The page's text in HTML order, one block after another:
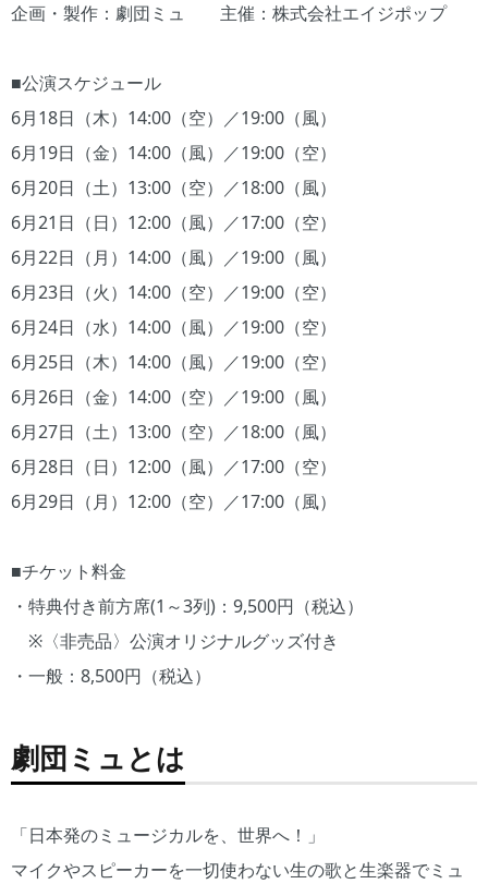
企画・製作：劇団ミュ 主催：株式会社エイジポップ
■公演スケジュール
6月18日（木）14:00（空）／19:00（風）
6月19日（金）14:00（風）／19:00（空）
6月20日（土）13:00（空）／18:00（風）
6月21日（日）12:00（風）／17:00（空）
6月22日（月）14:00（風）／19:00（風）
6月23日（火）14:00（空）／19:00（空）
6月24日（水）14:00（風）／19:00（空）
6月25日（木）14:00（風）／19:00（空）
6月26日（金）14:00（空）／19:00（風）
6月27日（土）13:00（空）／18:00（風）
6月28日（日）12:00（風）／17:00（空）
6月29日（月）12:00（空）／17:00（風）
■チケット料金
・特典付き前方席(1～3列)：9,500円（税込）
※〈非売品〉公演オリジナルグッズ付き
・一般：8,500円（税込）
劇団ミュとは
「日本発のミュージカルを、世界へ！」
マイクやスピーカーを一切使わない生の歌と生楽器でミュ